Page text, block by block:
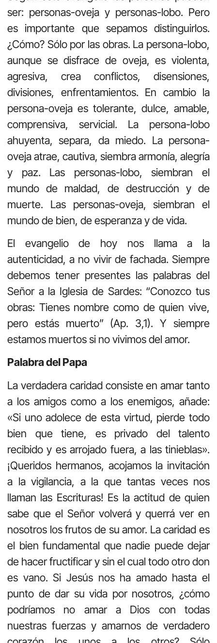
ser: personas-oveja y personas-lobo. Pero
es importante que sepamos distinguirlos.
¿Cómo? Sólo por las obras. La persona-lobo,
aunque se disfrace de oveja, es violenta,
agresiva, crea conflictos, disensiones,
divisiones, enfrentamientos. En cambio la
persona-oveja es tolerante, dulce, amable,
comprensiva, servicial. La persona-lobo
ahuyenta, separa, da miedo. La persona-
oveja atrae, cautiva, siembra armonía, alegría
y paz. Las personas-lobo, siembran el
mundo de maldad, de destrucción y de
muerte. Las personas-oveja, siembran el
mundo de bien, de esperanza y de vida.
El evangelio de hoy nos llama a la
autenticidad, a no vivir de fachada. Siempre
debemos tener presentes las palabras del
Señor a la Iglesia de Sardes: “Conozco tus
obras: Tienes nombre como de quien vive,
pero estás muerto” (Ap. 3,1). Y siempre
estamos muertos si no vivimos del amor.
Palabra del Papa
La verdadera caridad consiste en amar tanto
a los amigos como a los enemigos, añade:
«Si uno adolece de esta virtud, pierde todo
bien que tiene, es privado del talento
recibido y es arrojado fuera, a las tinieblas».
¡Queridos hermanos, acojamos la invitación
a la vigilancia, a la que tantas veces nos
llaman las Escrituras! Es la actitud de quien
sabe que el Señor volverá y querrá ver en
nosotros los frutos de su amor. La caridad es
el bien fundamental que nadie puede dejar
de hacer fructificar y sin el cual todo otro don
es vano. Si Jesús nos ha amado hasta el
punto de dar su vida por nosotros, ¿cómo
podríamos no amar a Dios con todas
nuestras fuerzas y amarnos de verdadero